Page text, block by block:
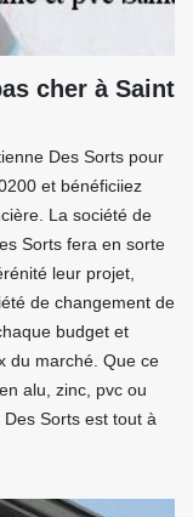
cher à Saint
Des Sorts pour
et bénéficiiez
La société de
Sorts fera en sorte
leur projet,
de changement de
budget et
du marché. Que ce
alu, zinc, pvc ou
Sorts est tout à